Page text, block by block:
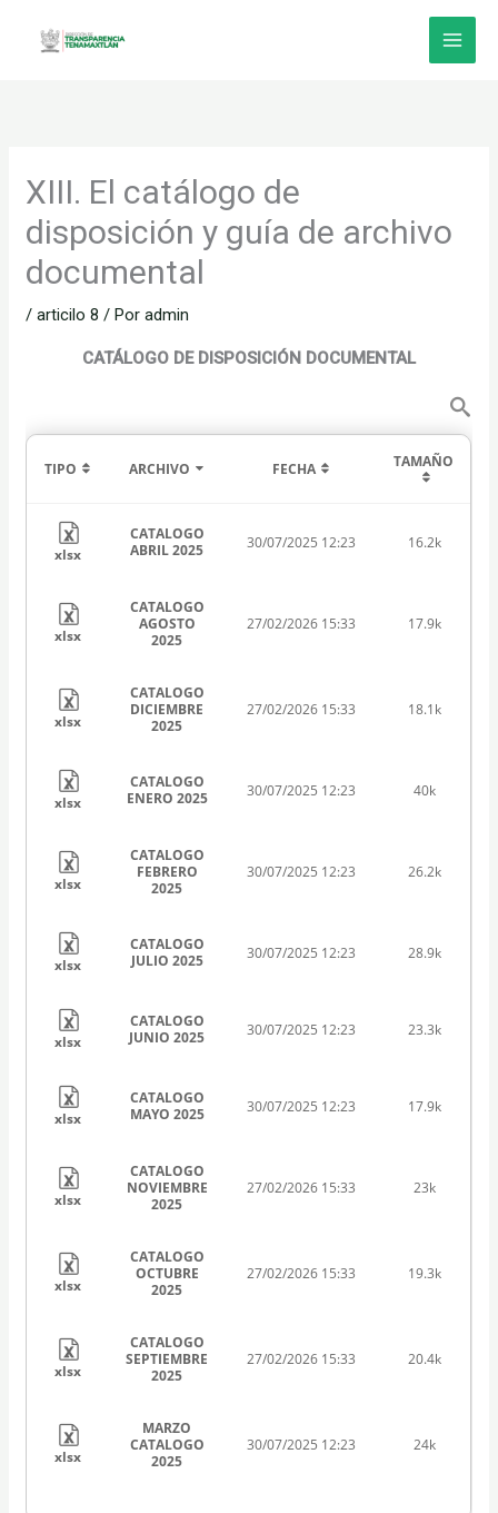
XIII. El catálogo de
disposición y guía de archivo
documental
/articilo 8 / Poradmin
CATÁLOGO DE DISPOSICIÓN DOCUMENTAL
TIPO ARCHIVO FECHA TAMAÑO
xlsx
CATALOGO
ABRIL 2025
30/07/2025 12:23 16.2k
xlsx
CATALOGO
AGOSTO
2025
27/02/2026 15:33 17.9k
xlsx
CATALOGO
DICIEMBRE
2025
27/02/2026 15:33 18.1k
xlsx
CATALOGO
ENERO 2025
30/07/2025 12:23 40k
xlsx
CATALOGO
FEBRERO
2025
30/07/2025 12:23 26.2k
xlsx
CATALOGO
JULIO 2025
30/07/2025 12:23 28.9k
xlsx
CATALOGO
JUNIO 2025
30/07/2025 12:23 23.3k
xlsx
CATALOGO
MAYO 2025
30/07/2025 12:23 17.9k
xlsx
CATALOGO
NOVIEMBRE
2025
27/02/2026 15:33 23k
xlsx
CATALOGO
OCTUBRE
2025
27/02/2026 15:33 19.3k
xlsx
CATALOGO
SEPTIEMBRE
2025
27/02/2026 15:33 20.4k
xlsx
MARZO
CATALOGO
2025
30/07/2025 12:23 24k